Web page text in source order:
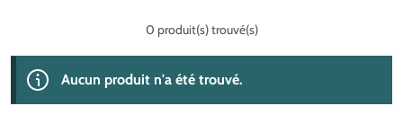
0 produit(s) trouvé(s)
Aucun produit n'a été trouvé.